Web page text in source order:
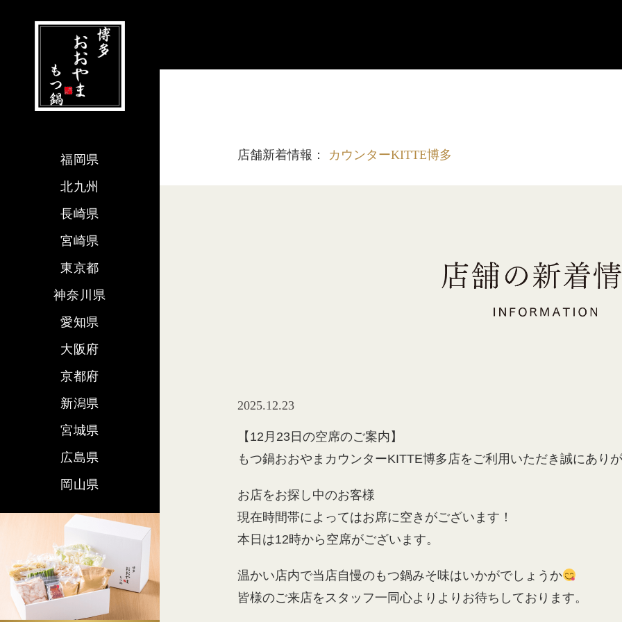
店舗新着情報： カウンターKITTE博多
2025.12.23
【12月23日の空席のご案内】
もつ鍋おおやまカウンターKITTE博多店をご利用いただき誠にあり
お店をお探し中のお客様
現在時間帯によってはお席に空きがございます！
本日は12時から空席がございます。
温かい店内で当店自慢のもつ鍋みそ味はいかがでしょうか
皆様のご来店をスタッフ一同心よりよりお待ちしております。
福岡県
北九州
長崎県
宮崎県
東京都
神奈川県
愛知県
大阪府
京都府
新潟県
宮城県
広島県
岡山県